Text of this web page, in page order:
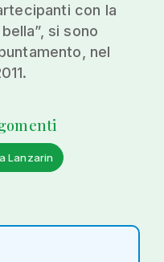
con la
si sono
nel
Lanzarin